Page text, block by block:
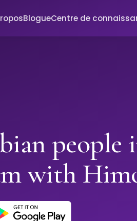
BlogueCentre de
people
with